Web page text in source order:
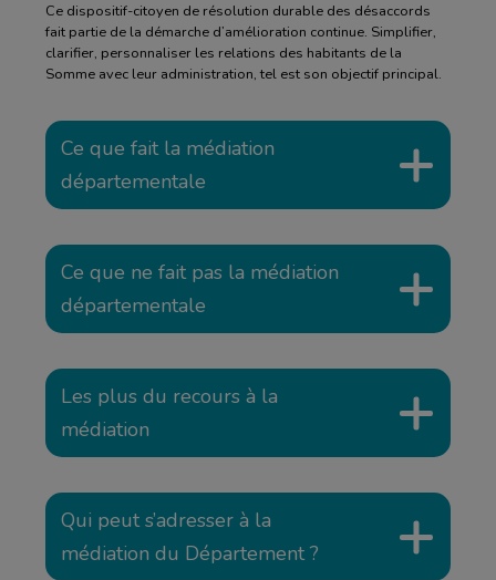
Ce dispositif-citoyen de résolution durable des désaccords
fait partie de la démarche d’amélioration continue. Simplifier,
clarifier, personnaliser les relations des habitants de la
Somme avec leur administration, tel est son objectif principal.
Ce que fait la médiation
départementale
Ce que ne fait pas la médiation
départementale
Les plus du recours à la
médiation
Qui peut s’adresser à la
médiation du Département ?